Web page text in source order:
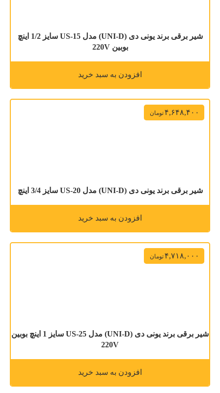
شیر برقی برند یونی دی (UNI-D) مدل US-15 سایز 1/2 اینچ
بوبین 220V
افزودن به سبد خرید
۴,۶۴۸,۴۰۰تومان
شیر برقی برند یونی دی (UNI-D) مدل US-20 سایز 3/4 اینچ
افزودن به سبد خرید
۴,۷۱۸,۰۰۰تومان
شیر برقی برند یونی دی (UNI-D) مدل US-25 سایز 1 اینچ بوبین
220V
افزودن به سبد خرید